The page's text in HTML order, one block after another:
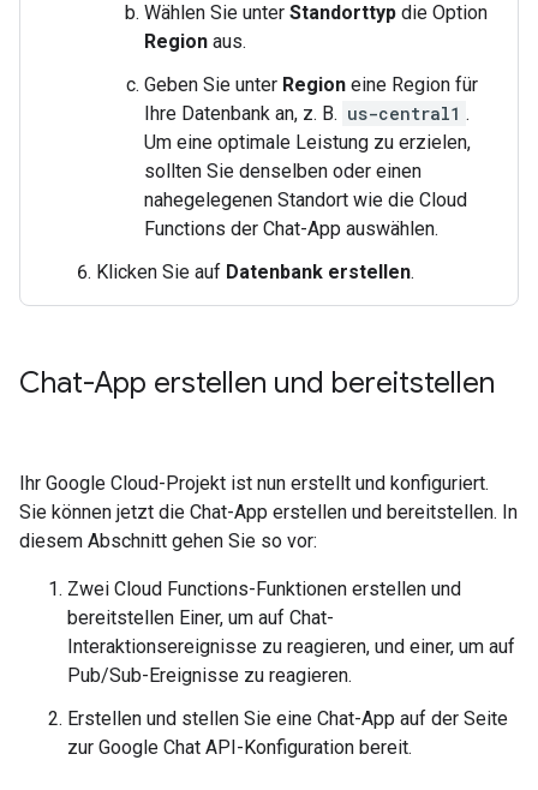
Wählen Sie unter Standorttyp die Option
Region aus.
Geben Sie unter Region eine Region für
Ihre Datenbank an, z. B. us-central1 .
Um eine optimale Leistung zu erzielen,
sollten Sie denselben oder einen
nahegelegenen Standort wie die Cloud
Functions der Chat-App auswählen.
Klicken Sie auf Datenbank erstellen.
Chat-App erstellen und bereitstellen
Ihr Google Cloud-Projekt ist nun erstellt und konfiguriert.
Sie können jetzt die Chat-App erstellen und bereitstellen. In
diesem Abschnitt gehen Sie so vor:
Zwei Cloud Functions-Funktionen erstellen und
bereitstellen Einer, um auf Chat-
Interaktionsereignisse zu reagieren, und einer, um auf
Pub/Sub-Ereignisse zu reagieren.
Erstellen und stellen Sie eine Chat-App auf der Seite
zur Google Chat API-Konfiguration bereit.